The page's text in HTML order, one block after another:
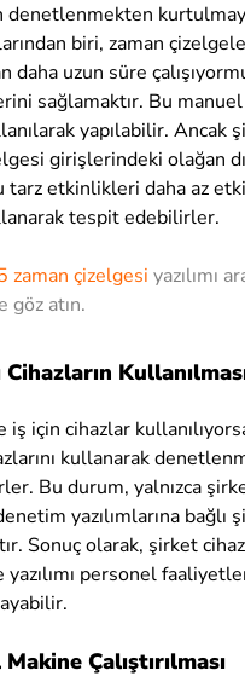
biri, zaman
daha uzun süre
sağlamaktır. Bu
yapılabilir. Ancak
girişlerindeki olağan
tarz etkinlikleri daha az
tespit edebilirler.
zaman çizelgesi yazılımı
göz atın.
Cihazların
için cihazlar
kullanarak
Bu durum, yalnızca
yazılımlarına
Sonuç olarak, şirket
personel
Çalıştırılması